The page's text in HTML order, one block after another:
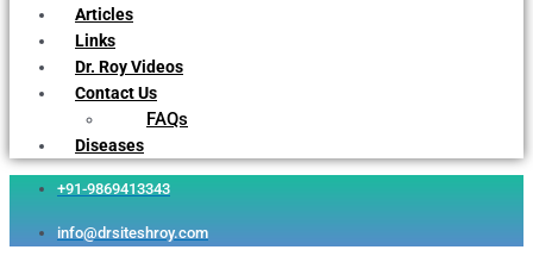
Articles
Links
Dr. Roy Videos
Contact Us
FAQs
Diseases
+91-9869413343
info@drsiteshroy.com